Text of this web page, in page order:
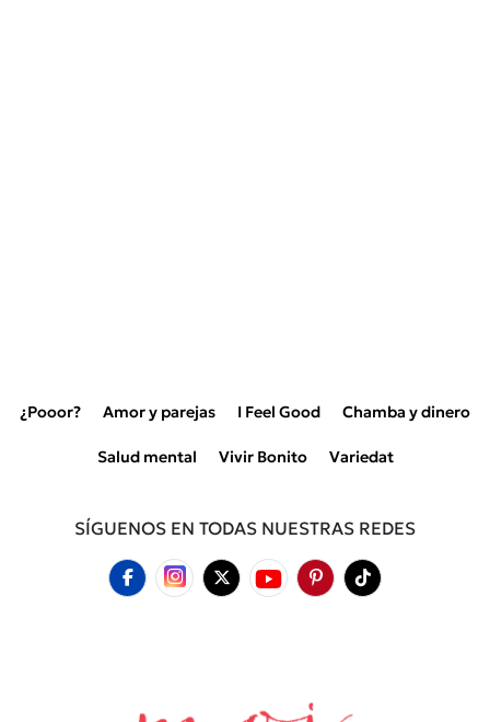
¿Pooor? Amor y parejas I Feel Good Chamba y dinero
Salud mental Vivir Bonito Variedat
SÍGUENOS EN TODAS NUESTRAS REDES